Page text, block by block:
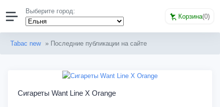
Выберите город:
Корзина(0)
Tabac new » Последние публикации на сайте
Сигареты Want Line X Orange